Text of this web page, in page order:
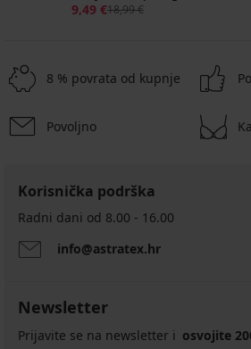
9,49 €18,99 €
8 % povrata od kupnje
Povoljno
Korisnička podrška
Radni dani od 8.00 - 16.00
info@astratex.hr
Newsletter
Prijavite se na newsletter i osvojite